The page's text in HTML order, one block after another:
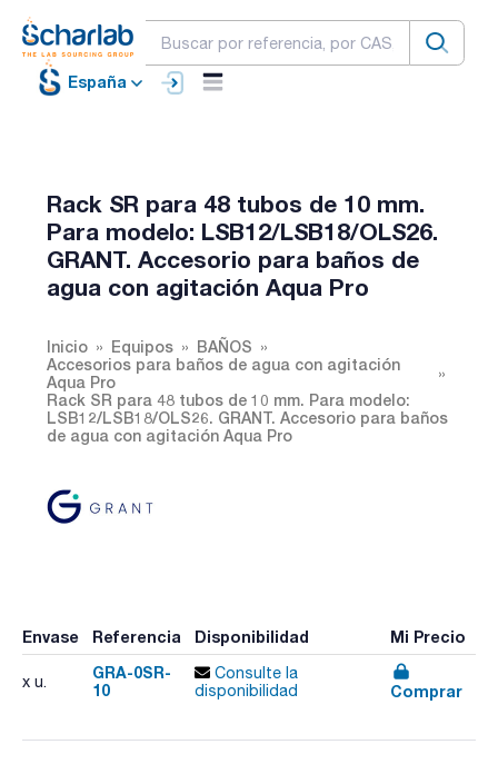
España
Rack SR para 48 tubos de 10 mm.
Para modelo: LSB12/LSB18/OLS26.
GRANT. Accesorio para baños de
agua con agitación Aqua Pro
Inicio Equipos
BAÑOS
Accesorios para baños de agua con agitación
Aqua Pro
Rack SR para 48 tubos de 10 mm. Para modelo:
LSB12/LSB18/OLS26. GRANT. Accesorio para baños
de agua con agitación Aqua Pro
Envase Referencia Disponibilidad Mi Precio
x u.
GRA-0SR-
10
Consulte la
disponibilidad
Comprar